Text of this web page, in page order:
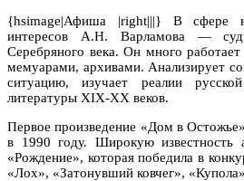
{hsimage|Афиша |right|||} В сфере
интересов А.Н. Варламова —
Серебряного века. Он много
мемуарами, архивами. Анализирует
ситуацию, изучает реалии
литературы XIX-ХХ веков.
Первое произведение «Дом в
в 1990 году. Широкую известность
«Рождение», которая победила в
«Лох», «Затонувший ковчег»,